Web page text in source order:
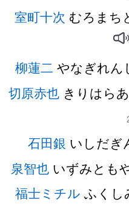
室町十次 むろまち
柳蓮二 やなぎれん
切原赤也きりはら
石田銀 いしだぎ
泉智也 いずみとも
福士ミチル ふくし